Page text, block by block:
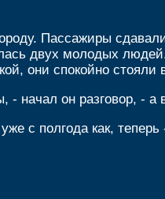
Пассажиры
двух молодых
они спокойно
начал он разговор, - а
с полгода как,